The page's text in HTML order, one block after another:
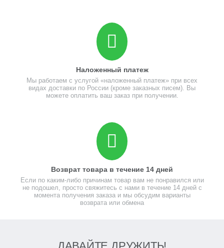
Наложенный платеж
Мы работаем с услугой «наложенный платеж» при всех
видах доставки по России (кроме заказных писем). Вы
можете оплатить ваш заказ при получении.
Возврат товара в течение 14 дней
Если по каким-либо причинам товар вам не понравился или
не подошел, просто свяжитесь с нами в течение 14 дней с
момента получения заказа и мы обсудим варианты
возврата или обмена